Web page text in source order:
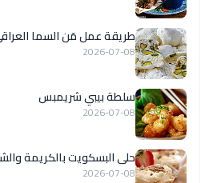
طريقة عمل مَن السما العراقي
2026-07-08
سلطة بيبي شريمبس
2026-07-08
حلى البسكويت بالكريمة
2026-07-08